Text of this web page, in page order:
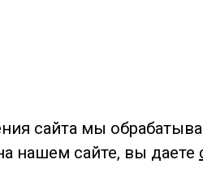
сайта мы
нашем сайте, вы даете